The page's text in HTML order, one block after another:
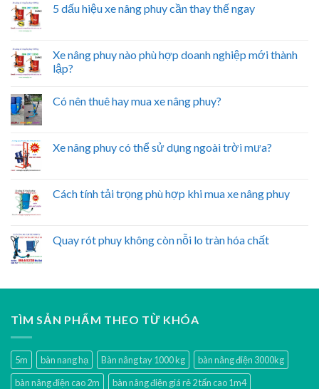
5 dấu hiệu xe nâng phuy cần thay thế ngay
Xe nâng phuy nào phù hợp doanh nghiệp mới thành
lập?
Có nên thuê hay mua xe nâng phuy?
Xe nâng phuy có thể sử dụng ngoài trời mưa?
Cách tính tải trọng phù hợp khi mua xe nâng phuy
Quay rót phuy không còn nỗi lo tràn hóa chất
TÌM SẢN PHẨM THEO TỪ KHÓA
5m bàn nang hạ Bàn nâng tay 1000 kg
bàn nâng điện 3000kg
bàn nâng điện cao 2m
bàn nâng điện giá rẻ 2 tấn cao 1m4